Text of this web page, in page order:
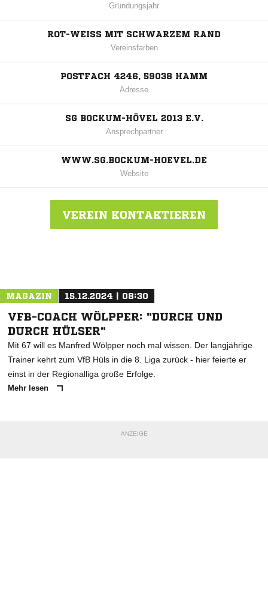
Gründungsjahr
ROT-WEISS MIT SCHWARZEM RAND
Vereinsfarben
POSTFACH 4246, 59038 HAMM
Adresse
SG BOCKUM-HÖVEL 2013 E.V.
Ansprechpartner
WWW.SG.BOCKUM-HOEVEL.DE
Website
VEREIN KONTAKTIEREN
MAGAZIN 15.12.2024 | 08:30
VFB-COACH WÖLPPER: "DURCH UND
DURCH HÜLSER"
Mit 67 will es Manfred Wölpper noch mal wissen. Der langjährige
Trainer kehrt zum VfB Hüls in die 8. Liga zurück - hier feierte er
einst in der Regionalliga große Erfolge.
Mehr lesen
ANZEIGE